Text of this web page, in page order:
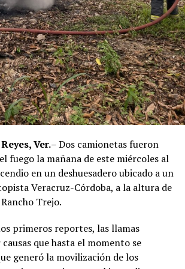
Ver.– Dos camionetas fueron
fuego la mañana de este miércoles al
en un deshuesadero ubicado a un
Veracruz-Córdoba, a la altura de
Trejo.
primeros reportes, las llamas
que hasta el momento se
generó la movilización de los